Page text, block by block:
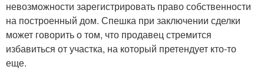
невозможности зарегистрировать право собственности
на построенный дом. Спешка при заключении сделки
может говорить о том, что продавец стремится
избавиться от участка, на который претендует кто-то
еще.